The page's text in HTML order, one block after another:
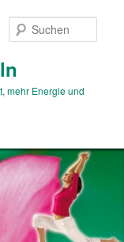
mehr Energie und